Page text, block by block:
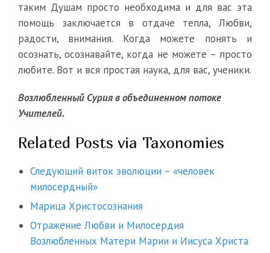
таким Душам просто необходима и для вас эта
помощь заключается в отдаче тепла, Любви,
радости, внимания. Когда можете понять и
осознать, осознавайте, когда не можете – просто
любите. Вот и вся простая наука, для вас, ученики.
Возлюбленный Сурия в объединенном потоке
Учителей.
Related Posts via Taxonomies
Следующий виток эволюции – «человек
милосердный»
Марица Христосознания
Отражение Любви и Милосердия
Возлюбленных Матери Марии и Иисуса Христа